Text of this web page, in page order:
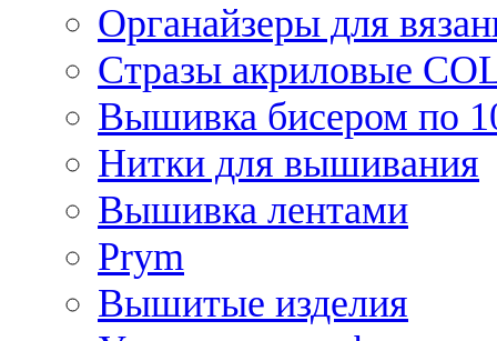
Органайзеры для
Стразы акриловые
Вышивка бисером по
Нитки для вышивания
Вышивка лентами
Prym
Вышитые изделия